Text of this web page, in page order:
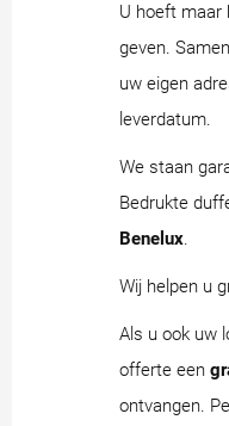
U hoeft maar
geven.
uw eigen
leverdatum.
We staan
Bedrukte
Benelux.
Wij helpen u
Als u ook uw
offerte een
ontvangen.